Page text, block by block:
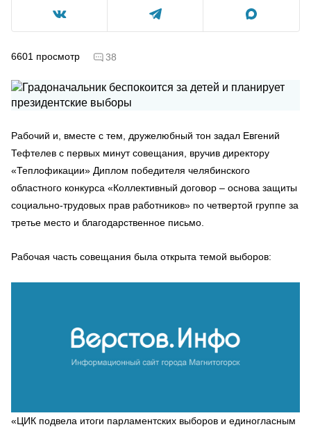
6601 просмотр 38
Рабочий и, вместе с тем, дружелюбный тон задал Евгений
Тефтелев с первых минут совещания, вручив директору
«Теплофикации» Диплом победителя челябинского
областного конкурса «Коллективный договор – основа защиты
социально-трудовых прав работников» по четвертой группе за
третье место и благодарственное письмо.
Рабочая часть совещания была открыта темой выборов:
«ЦИК подвела итоги парламентских выборов и единогласным